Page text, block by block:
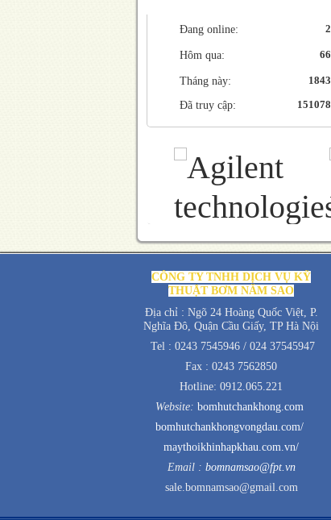
Đang online: 2
Hôm qua: 66
Tháng này: 1843
Đã truy cập: 151078
CÔNG TY TNHH DỊCH VỤ KỸ
THUẬT BƠM NĂM SAO
Địa chỉ : Ngõ 24 Hoàng Quốc Việt, P.
Nghĩa Đô, Quận Cầu Giấy, TP Hà Nội
Tel : 0243 7545946 / 024 37545947
Fax : 0243 7562850
Hotline: 0912.065.221
Website: bomhutchankhong.com
bomhutchankhongvongdau.com/
maythoikhinhapkhau.com.vn/
Email : bomnamsao@fpt.vn
sale.bomnamsao@gmail.com